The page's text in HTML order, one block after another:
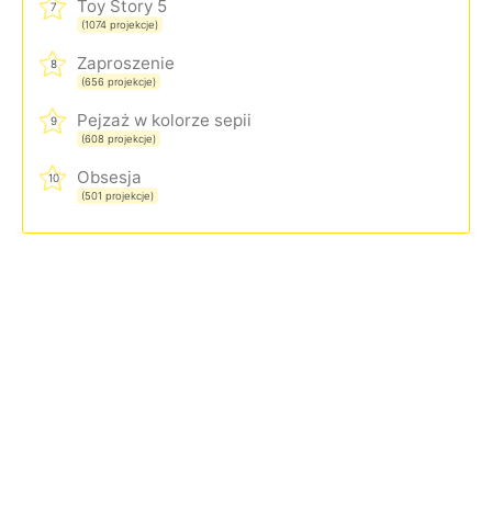
7 Toy Story 5
(1074 projekcje)
8 Zaproszenie
(656 projekcje)
9 Pejzaż w kolorze sepii
(608 projekcje)
10 Obsesja
(501 projekcje)